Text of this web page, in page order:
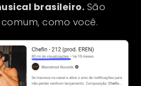
brasileiro. São
como você.